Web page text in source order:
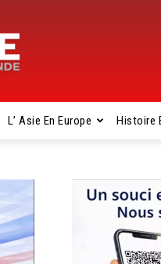
L’ Asie En Europe Histoire